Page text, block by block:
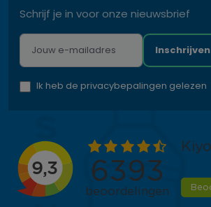
Schrijf je in voor onze nieuwsbrief
Inschrijven
Ik heb de privacybepalingen gelezen